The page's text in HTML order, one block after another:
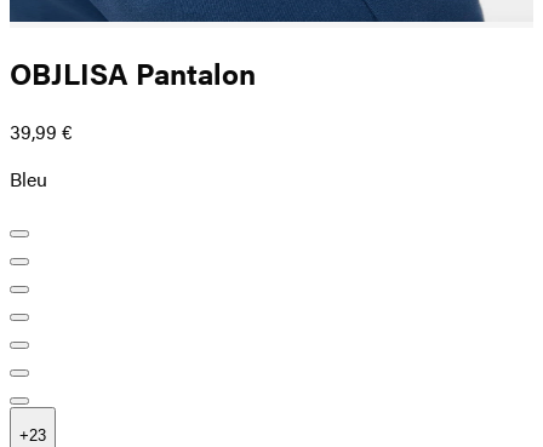
OBJLISA Pantalon
39,99 €
Bleu
+23